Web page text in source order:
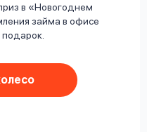
в «Новогоднем
займа в офисе